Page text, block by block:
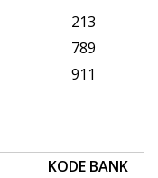
213
789
911
KODE BANK